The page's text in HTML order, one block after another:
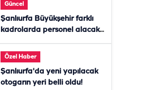
Güncel
Şanlıurfa Büyükşehir farklı
kadrolarda personel alacak!
Özel Haber
Şanlıurfa'da yeni yapılacak
otogarın yeri belli oldu!